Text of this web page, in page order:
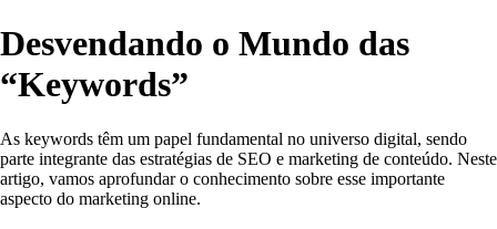
Desvendando o Mundo das
“Keywords”
As keywords têm um papel fundamental no universo digital, sendo
parte integrante das estratégias de SEO e marketing de conteúdo. Neste
artigo, vamos aprofundar o conhecimento sobre esse importante
aspecto do marketing online.